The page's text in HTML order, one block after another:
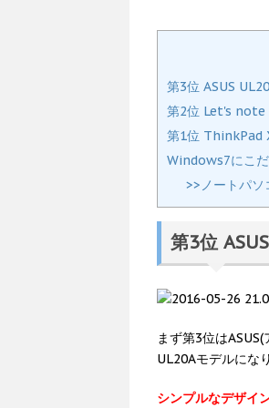
第3位 ASUS
第2位 Let's note
第1位 ThinkPad
Windows7にこ
>>ノートパソ
第3位
まず第3位は
UL20Aモデルにな
シンプルなデザイ